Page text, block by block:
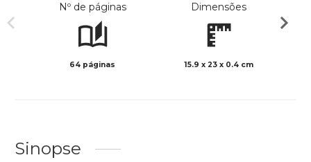
Nº de páginas
64 páginas
Dimensões
15.9 x 23 x 0.4 cm
Sinopse